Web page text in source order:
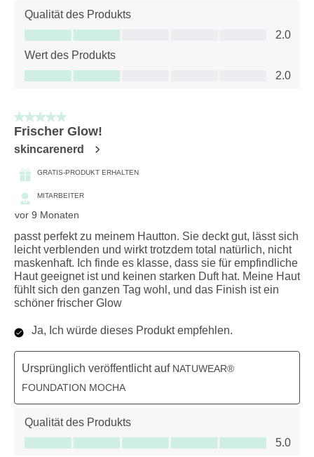
Qualität des Produkts
Qualität des Produkts, 2.0 von 5
2.0
Wert des Produkts
Wert des Produkts, 2.0 von 5
2.0
5 von 5 Sternen.
Frischer Glow!
skincarenerd
GRATIS-PRODUKT ERHALTEN
MITARBEITER
vor 9 Monaten
passt perfekt zu meinem Hautton. Sie deckt gut, lässt sich
leicht verblenden und wirkt trotzdem total natürlich, nicht
maskenhaft. Ich finde es klasse, dass sie für empfindliche
Haut geeignet ist und keinen starken Duft hat. Meine Haut
fühlt sich den ganzen Tag wohl, und das Finish ist ein
schöner frischer Glow
Ja, Ich würde dieses Produkt empfehlen.
Ursprünglich veröffentlicht auf NATUWEAR®
FOUNDATION MOCHA
Qualität des Produkts
Qualität des Produkts, 5.0 von 5
5.0